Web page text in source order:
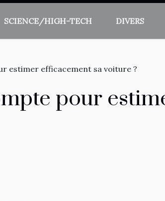
SCIENCE/HIGH-TECH DIVERS
estimer efficacement sa voiture ?
pour